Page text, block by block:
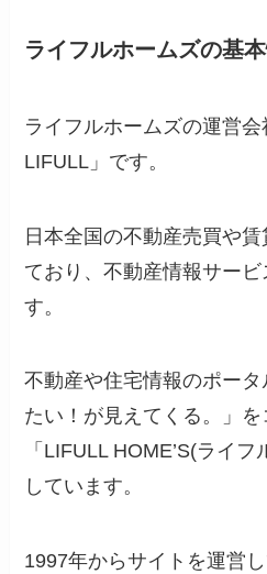
ライフルホームズの基
ライフルホームズの運営
LIFULL」です。
日本全国の不動産売買や
ており、不動産情報サー
す。
不動産や住宅情報のポータ
たい！が見えてくる。」
「LIFULL HOME’S(ライ
しています。
1997年からサイトを運営